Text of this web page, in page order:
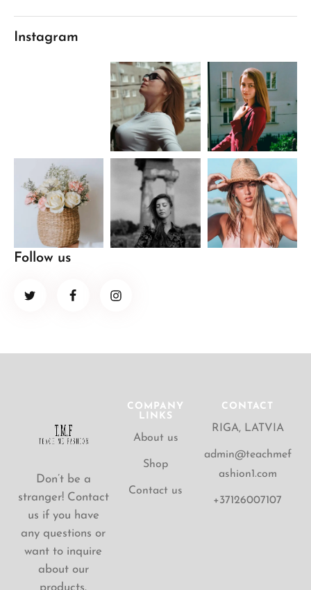
Instagram
Follow us
Don’t be a
stranger! Contact
us if you have
any questions or
want to inquire
about our
COMPANY
LINKS
About us
Shop
Contact us
CONTACT
RIGA, LATVIA
admin@teachmef
ashion1.com
+37126007107